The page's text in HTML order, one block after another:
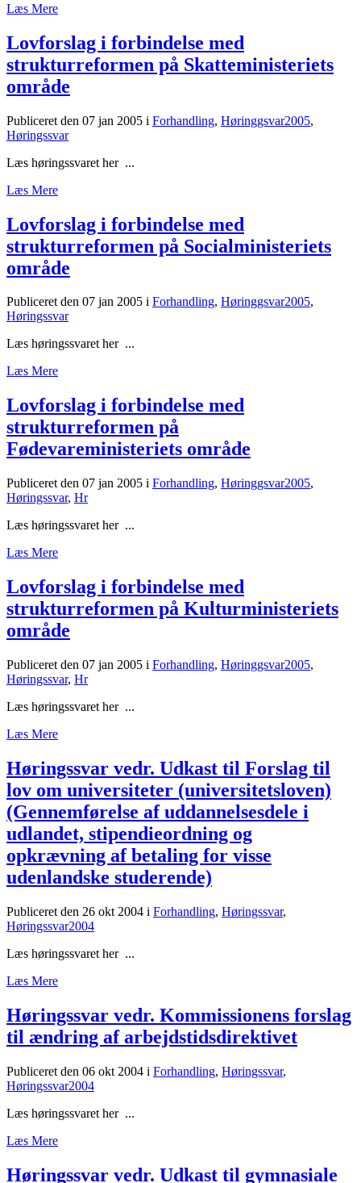
Læs Mere
Lovforslag i forbindelse med
strukturreformen på Skatteministeriets
område
Publiceret den 07 jan 2005 i Forhandling, Høringgsvar2005,
Høringssvar
Læs høringssvaret her ...
Læs Mere
Lovforslag i forbindelse med
strukturreformen på Socialministeriets
område
Publiceret den 07 jan 2005 i Forhandling, Høringgsvar2005,
Høringssvar
Læs høringssvaret her ...
Læs Mere
Lovforslag i forbindelse med
strukturreformen på
Fødevareministeriets område
Publiceret den 07 jan 2005 i Forhandling, Høringgsvar2005,
Høringssvar, Hr
Læs høringssvaret her ...
Læs Mere
Lovforslag i forbindelse med
strukturreformen på Kulturministeriets
område
Publiceret den 07 jan 2005 i Forhandling, Høringgsvar2005,
Høringssvar, Hr
Læs høringssvaret her ...
Læs Mere
Høringssvar vedr. Udkast til Forslag til
lov om universiteter (universitetsloven)
(Gennemførelse af uddannelsesdele i
udlandet, stipendieordning og
opkrævning af betaling for visse
udenlandske studerende)
Publiceret den 26 okt 2004 i Forhandling, Høringssvar,
Høringssvar2004
Læs høringssvaret her ...
Læs Mere
Høringssvar vedr. Kommissionens forslag
til ændring af arbejdstidsdirektivet
Publiceret den 06 okt 2004 i Forhandling, Høringssvar,
Høringssvar2004
Læs høringssvaret her ...
Læs Mere
Høringssvar vedr. Udkast til gymnasiale